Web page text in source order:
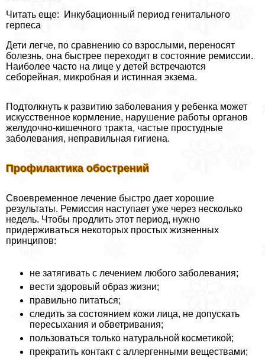
Читать еще: Инкубационный период гeнитaльного
гepпeса
Дети легче, по сравнению со взрослыми, переносят
болезнь, она быстрее переходит в состояние ремиссии.
Наиболее часто на лице у детей встречаются
себорейная, микробная и истинная экзема.
Подтолкнуть к развитию заболевания у ребенка может
искусственное кормление, нарушение работы органов
желудочно-кишечного тpaкта, частые простудные
заболевания, неправильная гигиена.
Профилактика обострений
Своевременное лечение быстро дает хорошие
результаты. Ремиссия наступает уже через несколько
недель. Чтобы продлить этот период, нужно
придерживаться некоторых простых жизненных
принципов:
не затягивать с лечением любого заболевания;
вести здоровый образ жизни;
правильно питаться;
следить за состоянием кожи лица, не допускать
пересыхания и обветривания;
пользоваться только натуральной косметикой;
прекратить контакт с аллергенными веществами;